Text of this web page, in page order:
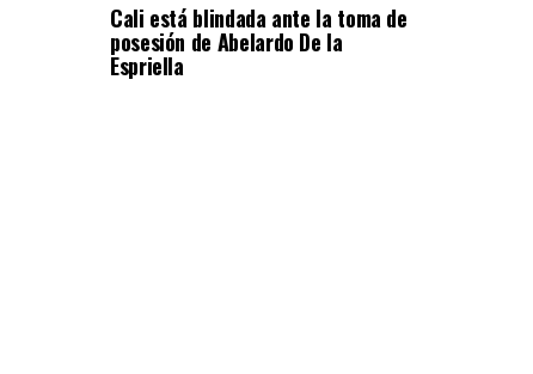
Cali está blindada ante la toma de
posesión de Abelardo De la
Espriella